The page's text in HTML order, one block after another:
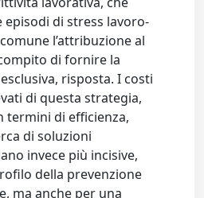
di stress lavoro-
l’attribuzione al
di fornire la
risposta. I costi
di questa strategia,
termini di efficienza,
di soluzioni
invece più incisive,
della prevenzione
ma anche per una